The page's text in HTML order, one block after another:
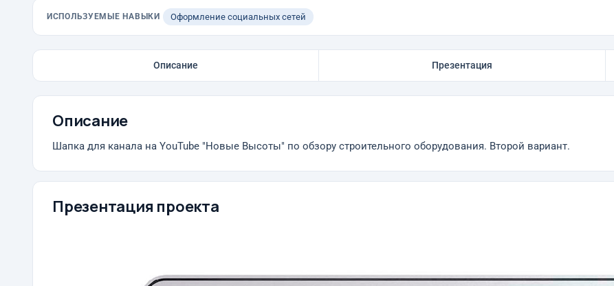
ИСПОЛЬЗУЕМЫЕ НАВЫКИ Оформление социальных сетей
Описание Презентация
Описание
Шапка для канала на YouTube "Новые Высоты" по обзору строительного оборудования. Второй вариант.
Презентация проекта